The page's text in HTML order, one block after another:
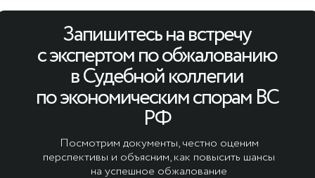
Посмотрим документы, честно оценим
перспективы и объясним, как повысить шансы
на успешное обжалование
Запишитесь на встречу
с экспертом по обжалованию
в Судебной коллегии
по экономическим спорам ВС
РФ